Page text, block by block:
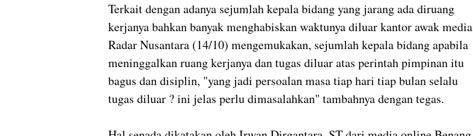
Terkait dengan adanya sejumlah kepala bidang yang jarang ada diruang
kerjanya bahkan banyak menghabiskan waktunya diluar kantor awak media
Radar Nusantara (14/10) mengemukakan, sejumlah kepala bidang apabila
meninggalkan ruang kerjanya dan tugas diluar atas perintah pimpinan itu
bagus dan disiplin, "yang jadi persoalan masa tiap hari tiap bulan selalu
tugas diluar ? ini jelas perlu dimasalahkan" tambahnya dengan tegas.